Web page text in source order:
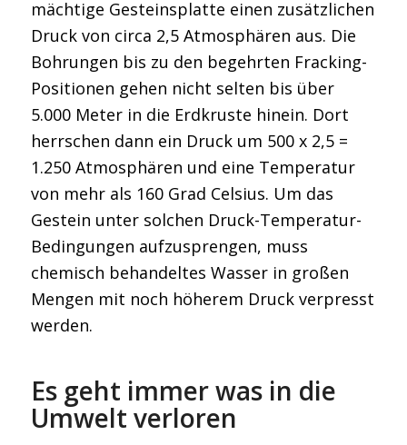
mächtige Gesteinsplatte einen zusätzlichen
Druck von circa 2,5 Atmosphären aus. Die
Bohrungen bis zu den begehrten Fracking-
Positionen gehen nicht selten bis über
5.000 Meter in die Erdkruste hinein. Dort
herrschen dann ein Druck um 500 x 2,5 =
1.250 Atmosphären und eine Temperatur
von mehr als 160 Grad Celsius. Um das
Gestein unter solchen Druck-Temperatur-
Bedingungen aufzusprengen, muss
chemisch behandeltes Wasser in großen
Mengen mit noch höherem Druck verpresst
werden.
Es geht immer was in die
Umwelt verloren